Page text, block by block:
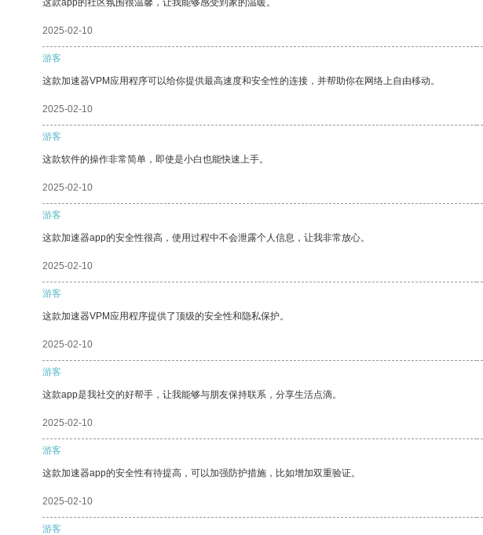
这款app的社区氛围很温馨，让我能够感受到家的温暖。
2025-02-10
游客
这款加速器VPM应用程序可以给你提供最高速度和安全性的连接，并帮助你在网络上自由移动。
2025-02-10
游客
这款软件的操作非常简单，即使是小白也能快速上手。
2025-02-10
游客
这款加速器app的安全性很高，使用过程中不会泄露个人信息，让我非常放心。
2025-02-10
游客
这款加速器VPM应用程序提供了顶级的安全性和隐私保护。
2025-02-10
游客
这款app是我社交的好帮手，让我能够与朋友保持联系，分享生活点滴。
2025-02-10
游客
这款加速器app的安全性有待提高，可以加强防护措施，比如增加双重验证。
2025-02-10
游客